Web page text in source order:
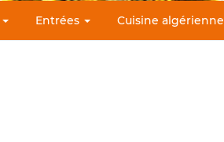
Entrées Cuisine algérienne